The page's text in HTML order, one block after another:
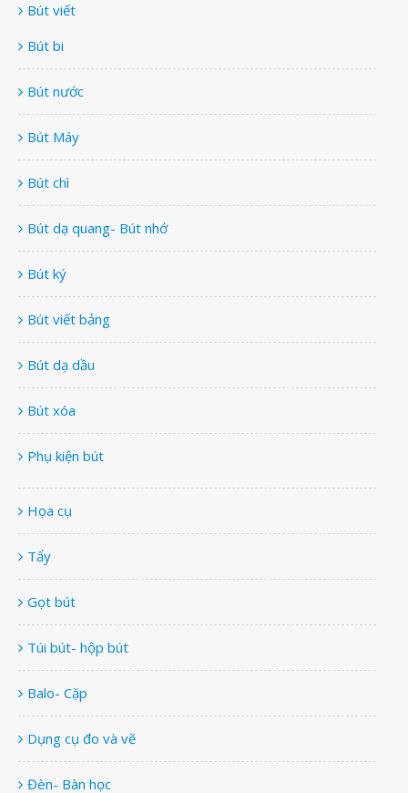
Bút viết
Bút bi
Bút nước
Bút Máy
Bút chì
Bút dạ quang- Bút nhớ
Bút ký
Bút viết bảng
Bút dạ dầu
Bút xóa
Phụ kiện bút
Họa cụ
Tẩy
Gọt bút
Túi bút- hộp bút
Balo- Cặp
Dụng cụ đo và vẽ
Đèn- Bàn học